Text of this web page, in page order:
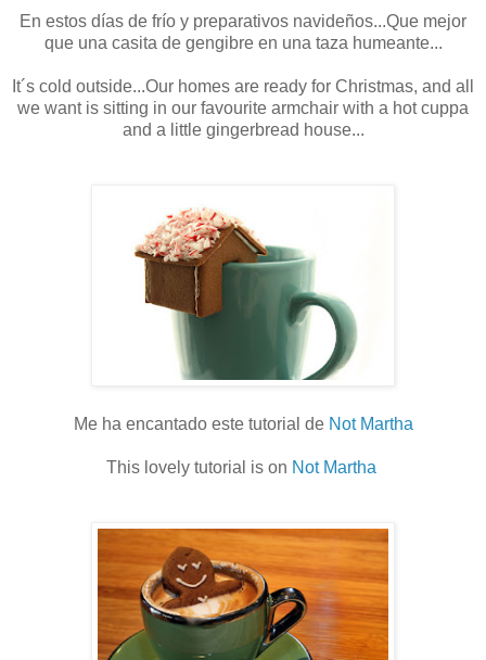
En estos días de frío y preparativos navideños...Que mejor
que una casita de gengibre en una taza humeante...
It´s cold outside...Our homes are ready for Christmas, and all
we want is sitting in our favourite armchair with a hot cuppa
and a little gingerbread house...
Me ha encantado este tutorial de Not Martha
This lovely tutorial is on Not Martha